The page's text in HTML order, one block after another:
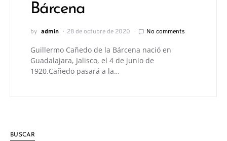
Bárcena
by admin 28 de octubre de 2020 No comments
Guillermo Cañedo de la Bárcena nació en
Guadalajara, Jalisco, el 4 de junio de
1920.Cañedo pasará a la…
BUSCAR